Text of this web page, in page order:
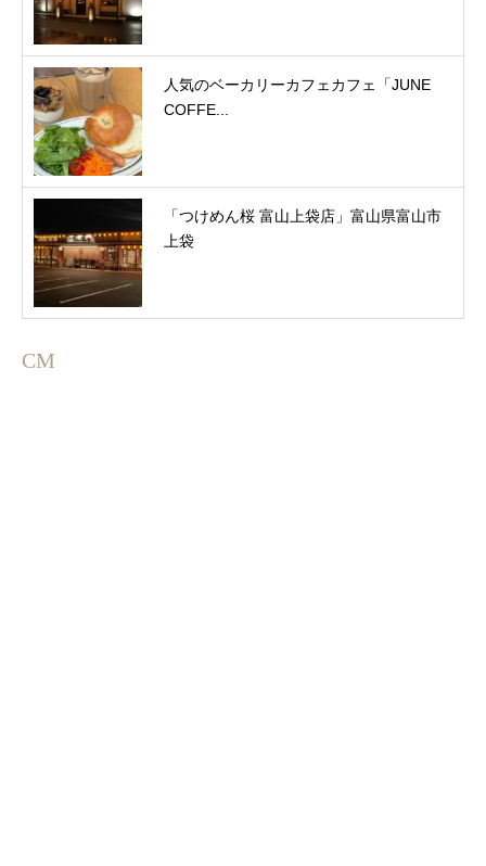
人気のベーカリーカフェカフェ「JUNE
COFFE...
「つけめん桜 富山上袋店」富山県富山市
上袋
CM